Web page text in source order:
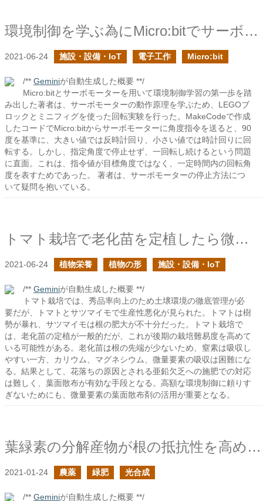
環境制御を学ぶ為にMicro:bitでサーボモータを学ぶ
2021-06-24 施設・設備・IoT 電子工作 Micro:bit
/** Geminiが自動生成した概要 **/
Micro:bitとサーボモーターを用いて環境制御学習の第一歩を踏
み出した著者は、サーボモーターの動作原理を学ぶため、LEGOブ
ロックとミニフィグを使った回転実験を行った。MakeCodeで作成
したコードでMicro:bitからサーボモーターに角度指令を送ると、90
度を基準に、大きい値では反時計回り、小さい値では時計回りに回
転する。しかし、指定角度で停止せず、一回転し続けるという問題
に直面。これは、指令値が目標角度ではなく、一定時間内の回転角
度を表すためであった。 著者は、サーボモーターの停止方法につ
いて疑問を抱いている。
トマト栽培で老化苗を定植したら微量要素の課題が付き纏う
2021-06-24 植物栄養 植物の形 施設・設備・IoT
/** Geminiが自動生成した概要 **/
トマト栽培では、秀品率向上のため土壌環境の徹底管理が必
要だが、トマトとサツマイモで生産性悪化が見られた。トマトは樹
勢が暴れ、サツマイモは根の肥大が不十分だった。トマト栽培で
は、老化苗の定植が一般的だが、これが後期の栽培難易度を高めて
いる可能性がある。老化苗は根の先端が少ないため、窒素は吸収し
やすい一方、カリウム、マグネシウム、微量要素の吸収は困難にな
る。結果として、花落ちの原因とされる亜鉛欠乏への施肥での対応
は難しく、葉面散布が有効な手段となる。高額な環境制御に頼りす
ぎないためにも、微量要素の葉面散布剤の活用が重要となる。
葉緑素の分解産物が根の抵抗性を高めるらしい
2021-01-24 農薬 緑肥 光合成
/** Geminiが自動生成した概要 **/